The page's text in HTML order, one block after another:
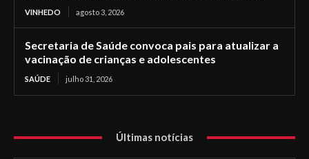
VINHEDO agosto 3, 2026
Secretaria de Saúde convoca pais para atualizar a
vacinação de crianças e adolescentes
SAÚDE julho 31, 2026
Últimas notícias